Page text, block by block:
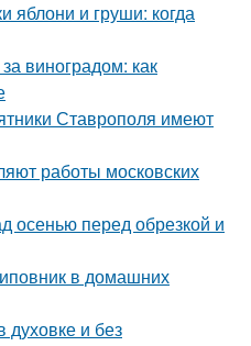
яблони и груши: когда
виноградом: как
Ставрополя имеют
работы московских
осенью перед обрезкой и
в домашних
и без